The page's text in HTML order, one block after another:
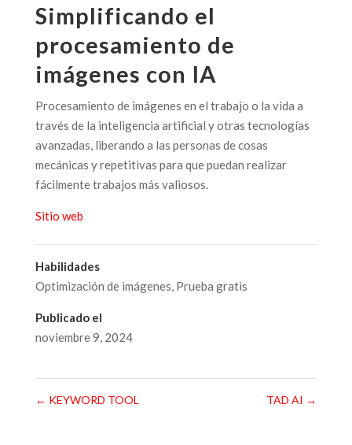
Simplificando el
procesamiento de
imágenes con IA
Procesamiento de imágenes en el trabajo o la vida a
través de la inteligencia artificial y otras tecnologías
avanzadas, liberando a las personas de cosas
mecánicas y repetitivas para que puedan realizar
fácilmente trabajos más valiosos.
Sitio web
Habilidades
Optimización de imágenes Prueba gratis
Publicado el
noviembre 9, 2024
← KEYWORD TOOL TAD AI →